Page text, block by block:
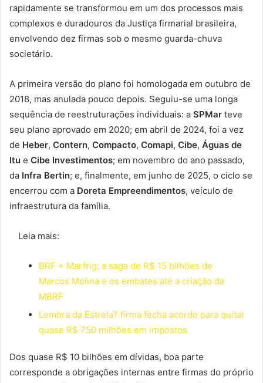
rapidamente se transformou em um dos processos mais
complexos e duradouros da Justiça firmarial brasileira,
envolvendo dez firmas sob o mesmo guarda-chuva
societário.
A primeira versão do plano foi homologada em outubro de
2018, mas anulada pouco depois. Seguiu-se uma longa
sequência de reestruturações individuais: a SPMar teve
seu plano aprovado em 2020; em abril de 2024, foi a vez
de Heber, Contern, Compacto, Comapi, Cibe, Águas de
Itu e Cibe Investimentos; em novembro do ano passado,
da Infra Bertin; e, finalmente, em junho de 2025, o ciclo se
encerrou com a Doreta Empreendimentos, veículo de
infraestrutura da família.
Leia mais:
BRF + Marfrig: a saga de R$ 15 bilhões de
Marcos Molina e os embates até a criação da
MBRF
Lembra da Estrela? firma fecha acordo para quitar
quase R$ 750 milhões em impostos
Dos quase R$ 10 bilhões em dívidas, boa parte
corresponde a obrigações internas entre firmas do próprio